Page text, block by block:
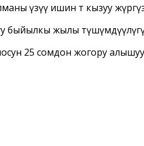
үзүү ишин өтө кызуу
быйылкы жылы
25 сомдон жогору